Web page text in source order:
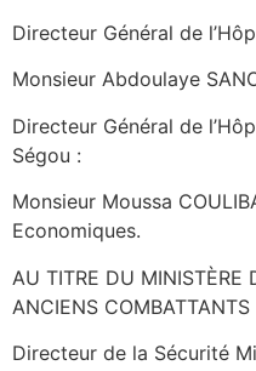
Directeur Général de
Monsieur Abdoulaye
Directeur Général de
Ségou :
Monsieur Moussa
Economiques.
AU TITRE DU MINISTÈRE
ANCIENS COMBATTANTS
Directeur de la Sécurité